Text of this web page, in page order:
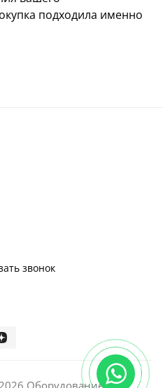
подходила именно
звонок
Оборудование для